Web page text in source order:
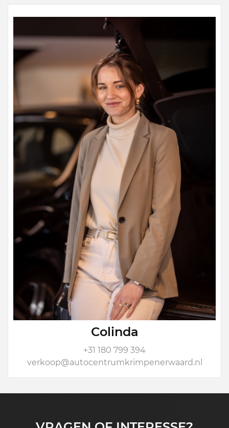
Colinda
+31 180 799 394
verkoop@autocentrumkrimpenerwaard.nl